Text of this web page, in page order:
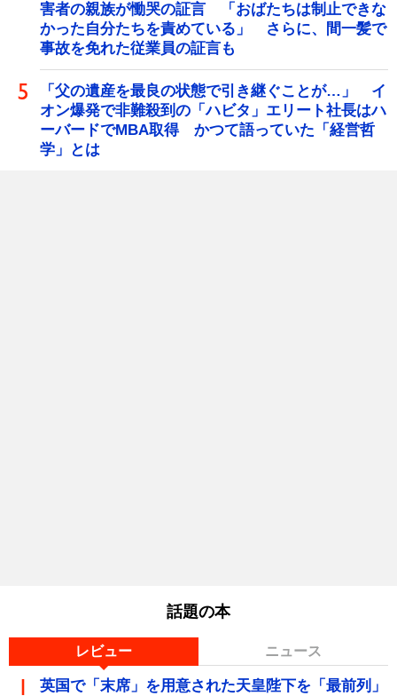
害者の親族が慟哭の証言 「おばたちは制止できな
かった自分たちを責めている」 さらに、間一髪で
事故を免れた従業員の証言も
「父の遺産を最良の状態で引き継ぐことが…」 イ
オン爆発で非難殺到の「ハビタ」エリート社長はハ
ーバードでMBA取得 かつて語っていた「経営哲
学」とは
話題の本
レビュー ニュース
英国で「末席」を用意された天皇陛下を「最前列」